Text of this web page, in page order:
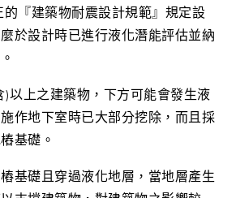
『建築物耐震設計規範』規定設
於設計時已進行液化潛能評估並納
)以上之建築物，下方可能會發生液
作地下室時已大部分挖除，而且採
基礎。
基礎且穿過液化地層，當地層產生